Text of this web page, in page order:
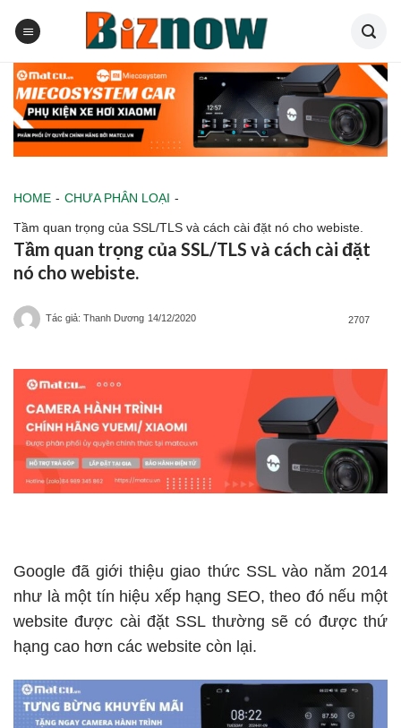
HOME - CHƯA PHÂN LOẠI -
Tầm quan trọng của SSL/TLS và cách cài đặt nó cho webiste.
Tầm quan trọng của SSL/TLS và cách cài đặt
nó cho webiste.
Tác giả: Thanh Dương 14/12/2020 2707
Google đã giới thiệu giao thức SSL vào năm 2014
như là một tín hiệu xếp hạng SEO, theo đó nếu một
website được cài đặt SSL thường sẽ có được thứ
hạng cao hơn các website còn lại.